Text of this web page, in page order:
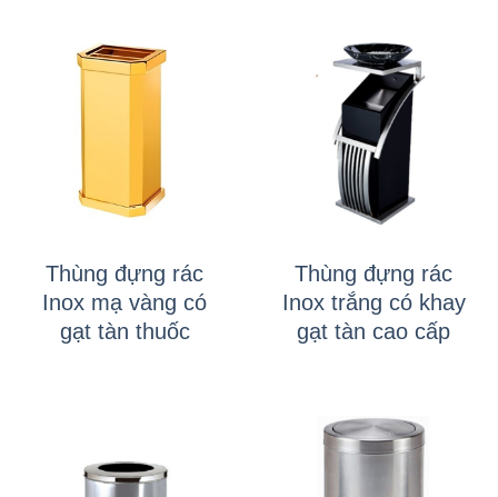
Thùng đựng rác
Inox mạ vàng có
gạt tàn thuốc
Thùng đựng rác
Inox trắng có khay
gạt tàn cao cấp